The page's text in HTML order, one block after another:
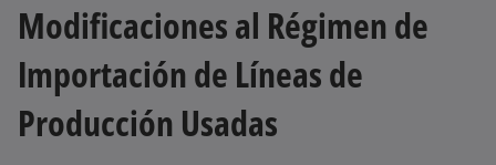
s
t
ñ
a
n
v
Modificaciones al Régimen de
Importación de Líneas de
Producción Usadas